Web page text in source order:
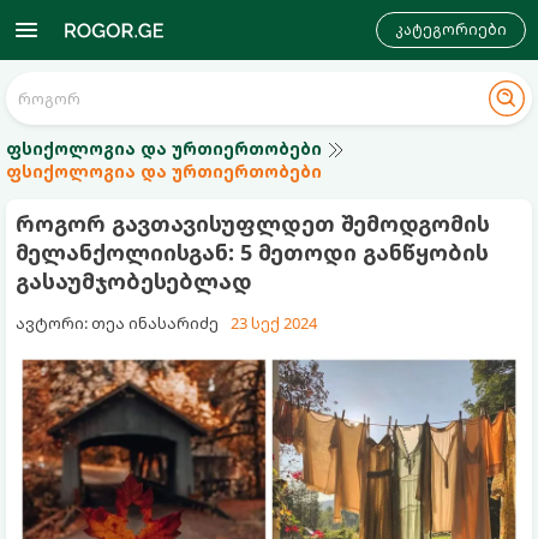
კატეგორიები
ფსიქოლოგია და ურთიერთობები
ფსიქოლოგია და ურთიერთობები
როგორ გავთავისუფლდეთ შემოდგომის
მელანქოლიისგან: 5 მეთოდი განწყობის
გასაუმჯობესებლად
ავტორი: თეა ინასარიძე 23 სექ 2024